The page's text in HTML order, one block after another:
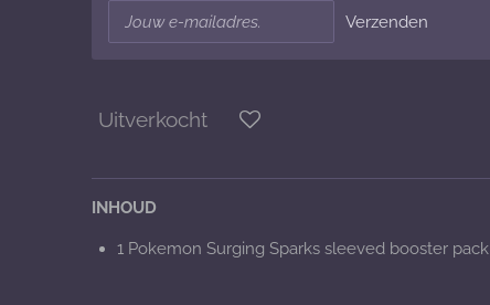
Verzenden
Uitverkocht
INHOUD
1 Pokemon Surging Sparks sleeved booster pack